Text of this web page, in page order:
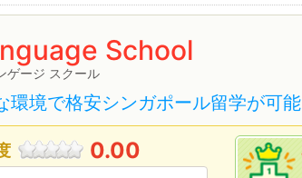
School
ゲージ スクール
環境で格安シンガポール留学が可能
0.00